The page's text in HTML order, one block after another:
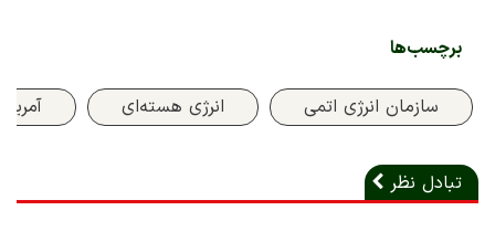
برچسب‌ها
سازمان انرژی اتمی انرژی هسته‌‌ای آمریکا
تبادل نظر